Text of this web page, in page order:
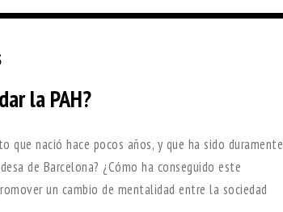
la PAH?
nació hace pocos años, y que ha sido duramente
de Barcelona? ¿Cómo ha conseguido este
un cambio de mentalidad entre la sociedad